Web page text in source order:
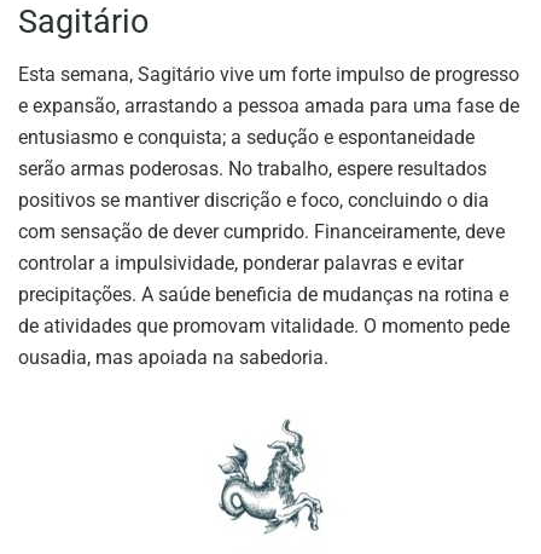
Sagitário
Esta semana, Sagitário vive um forte impulso de progresso
e expansão, arrastando a pessoa amada para uma fase de
entusiasmo e conquista; a sedução e espontaneidade
serão armas poderosas. No trabalho, espere resultados
positivos se mantiver discrição e foco, concluindo o dia
com sensação de dever cumprido. Financeiramente, deve
controlar a impulsividade, ponderar palavras e evitar
precipitações. A saúde beneficia de mudanças na rotina e
de atividades que promovam vitalidade. O momento pede
ousadia, mas apoiada na sabedoria.